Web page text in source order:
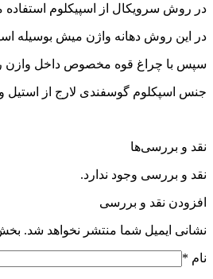
در روش سرویکال از اسپیکلوم
در این روش دهانه واژن میش بوسیله
سپس با چراغ قوه مخصوص داخل وازن را
جنس اسپکلوم گوسفندی لارج از
نقد و بررسی‌ها
نقد و بررسی وجود ندارد.
افزودن نقد و بررسی
نشانی ایمیل شما منتشر نخواهد شد.
نام *